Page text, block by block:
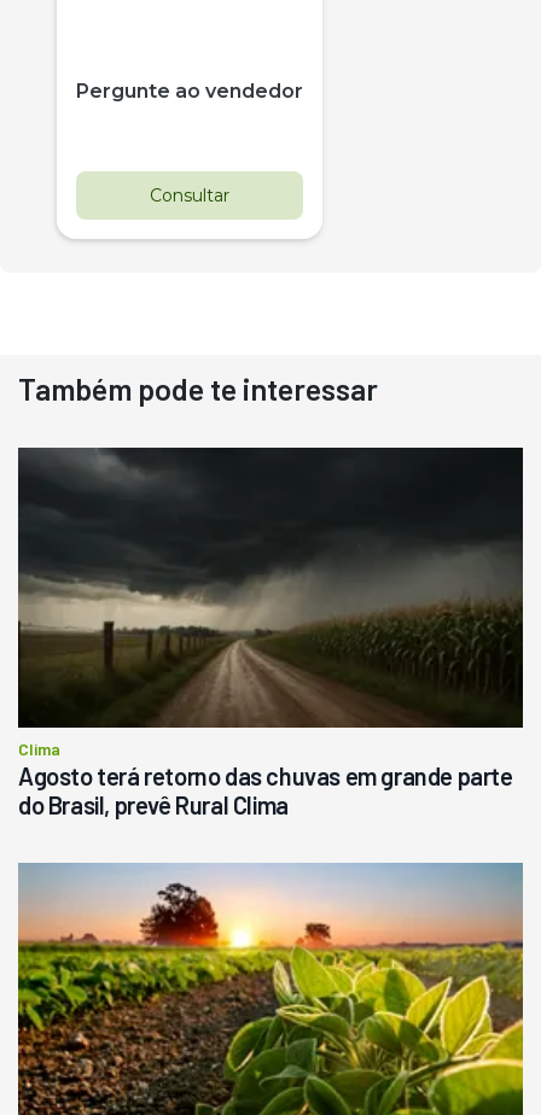
Pergunte ao vendedor
Consultar
Destaque
Usado
Pá Carregadeira Cat 966
R$ 145.000
Consultar
Também pode te interessar
Clima
Agosto terá retorno das chuvas em grande parte
do Brasil, prevê Rural Clima